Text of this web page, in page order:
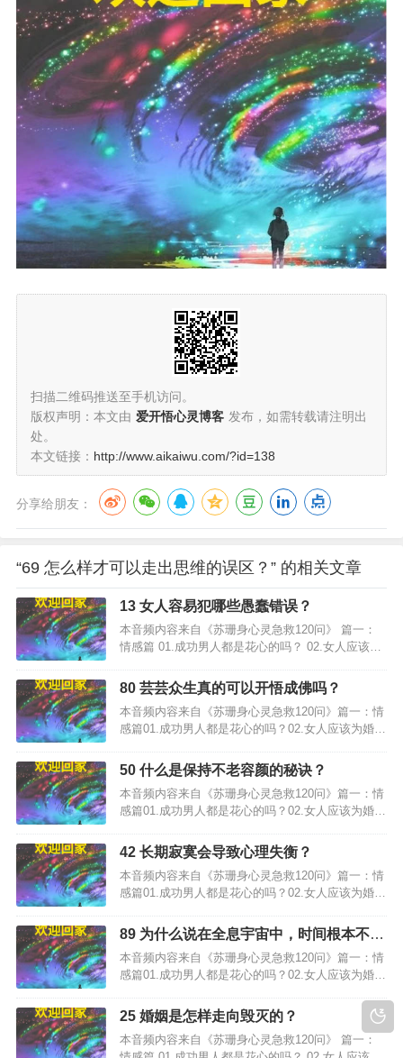
扫描二维码推送至手机访问。
版权声明：本文由 爱开悟心灵博客 发布，如需转载请注明出
处。
本文链接： http://www.aikaiwu.com/?id=138
分享给朋友：
“69 怎么样才可以走出思维的误区？” 的相关文章
13 女人容易犯哪些愚蠢错误？
本音频内容来自《苏珊身心灵急救120问》 篇一：
情感篇 01.成功男人都是花心的吗？ 02.女人应该为
80 芸芸众生真的可以开悟成佛吗？
本音频内容来自《苏珊身心灵急救120问》篇一：情
感篇01.成功男人都是花心的吗？02.女人应该为婚姻
50 什么是保持不老容颜的秘诀？
本音频内容来自《苏珊身心灵急救120问》篇一：情
感篇01.成功男人都是花心的吗？02.女人应该为婚姻
42 长期寂寞会导致心理失衡？
本音频内容来自《苏珊身心灵急救120问》篇一：情
感篇01.成功男人都是花心的吗？02.女人应该为婚姻
89 为什么说在全息宇宙中，时间根本不存
在？
本音频内容来自《苏珊身心灵急救120问》篇一：情
感篇01.成功男人都是花心的吗？02.女人应该为婚姻
25 婚姻是怎样走向毁灭的？
本音频内容来自《苏珊身心灵急救120问》 篇一：